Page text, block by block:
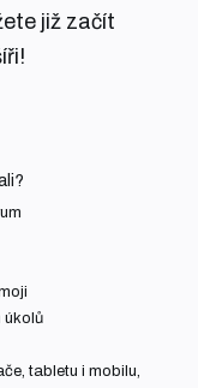
již začít
úkolů
tabletu i mobilu,